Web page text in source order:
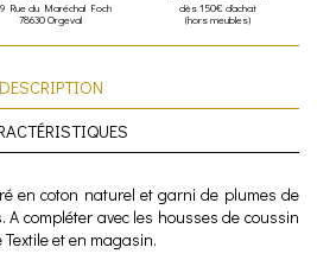
Rue du Maréchal Foch
78630 Orgeval
dès 150€ d'achat
(hors meubles)
DESCRIPTION
en coton naturel et garni de plumes de
compléter avec les housses de coussin
et en magasin.